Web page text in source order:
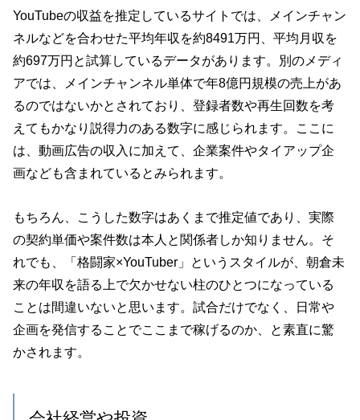
YouTubeの収益を推定しているサイトでは、メインチャン
ネルなどを合わせた平均年収を約8491万円、平均月収を
約697万円と試算しているデータがあります。別のメディ
アでは、メインチャンネル単体で年8億円規模の売上があ
るのではないかとされており、登録者数や再生回数を考
えてもかなり説得力のある数字に感じられます。ここに
は、動画広告の収入に加えて、企業案件やタイアップ企
画なども含まれているとみられます。
もちろん、こうした数字はあくまで推定値であり、実際
の契約単価や案件数は本人と関係者しか知りません。そ
れでも、「格闘家×YouTuber」というスタイルが、朝倉未
来の年収を語る上で欠かせない柱のひとつになっている
ことは間違いないと思います。試合だけでなく、日常や
企画を発信することでここまで稼げるのか、と素直に驚
かされます。